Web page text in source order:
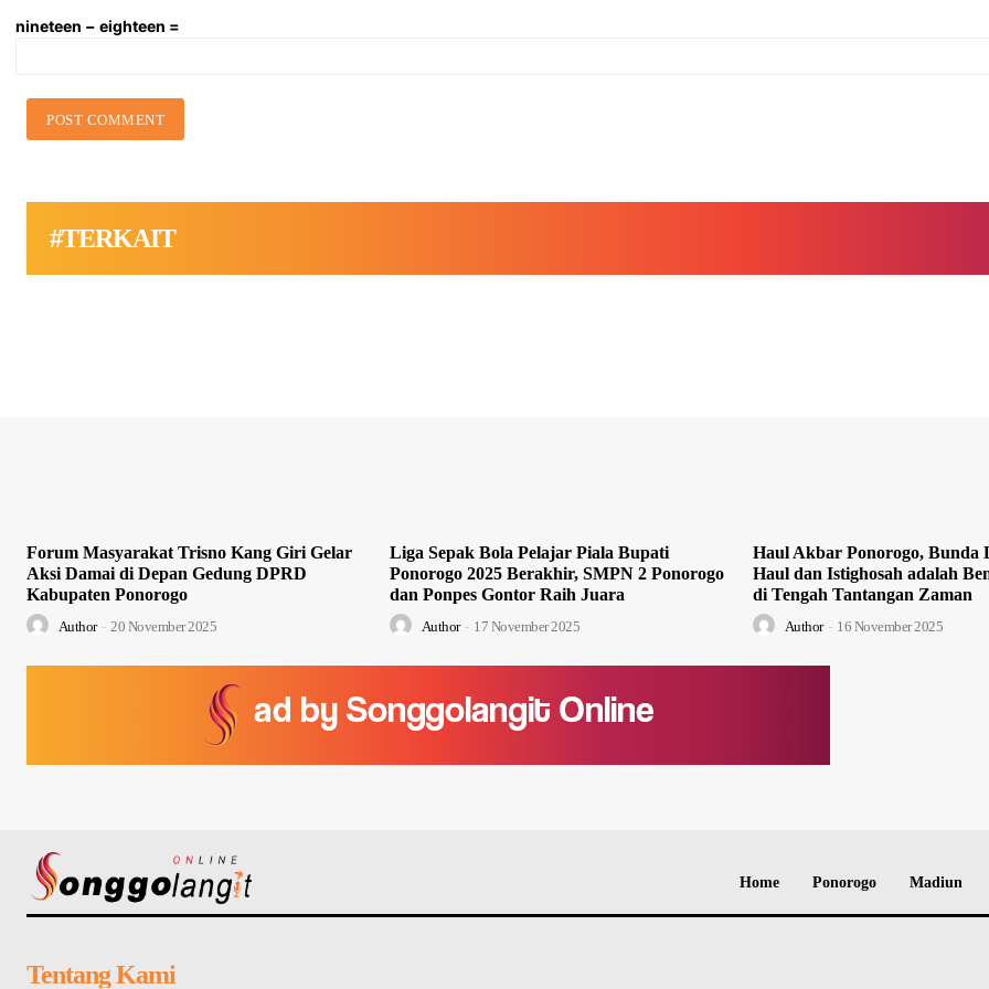
nineteen − eighteen =
#TERKAIT
Forum Masyarakat Trisno Kang Giri Gelar
Aksi Damai di Depan Gedung DPRD
Kabupaten Ponorogo
Author - 20 November 2025
Liga Sepak Bola Pelajar Piala Bupati
Ponorogo 2025 Berakhir, SMPN 2 Ponorogo
dan Ponpes Gontor Raih Juara
Author - 17 November 2025
Haul Akbar Ponorogo, Bunda
Haul dan Istighosah adalah
di Tengah Tantangan Zaman
Author - 16 November 2025
Home Ponorogo Madiun
Tentang Kami